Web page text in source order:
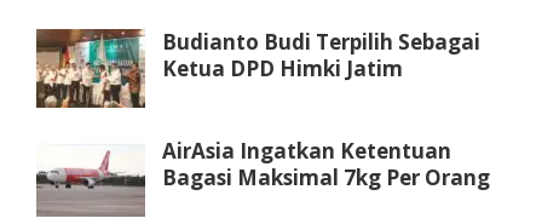
Budianto Budi Terpilih Sebagai
Ketua DPD Himki Jatim
AirAsia Ingatkan Ketentuan
Bagasi Maksimal 7kg Per Orang